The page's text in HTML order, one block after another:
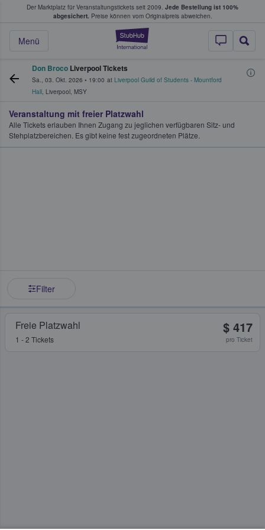
Der Marktplatz für Veranstaltungstickets seit 2009. Jede Bestellung ist 100%
abgesichert. Preise können vom Originalpreis abweichen.
StubHub - Wo
Menü
Tickets kaufen & verkaufen
Don Broco Liverpool Tickets
Sa., 03. Okt. 2026 • 19:00 at Liverpool Guild of Students - Mountford
Hall, Liverpool, MSY
Veranstaltung mit freier Platzwahl
Alle Tickets erlauben Ihnen Zugang zu jeglichen verfügbaren Sitz- und
Stehplatzbereichen. Es gibt keine fest zugeordneten Plätze.
Filter
Freie Platzwahl
1 - 2 Tickets
$ 417
pro Ticket